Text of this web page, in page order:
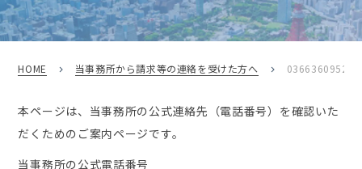
HOME 当事務所から請求等の連絡を受けた方へ 0366360952/
本ページは、当事務所の公式連絡先（電話番号）を確認いた
だくためのご案内ページです。
当事務所の公式電話番号